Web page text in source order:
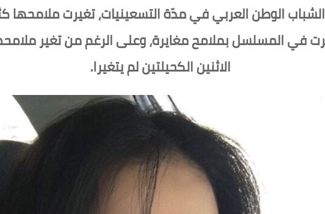
الوطن العربي في مدّة التسعينيات، تغيرت ملامحها
في المسلسل بملامح مغايرة، وعلى الرغم من تغير
الاثنين الكحيلتين لم يتغيرا.